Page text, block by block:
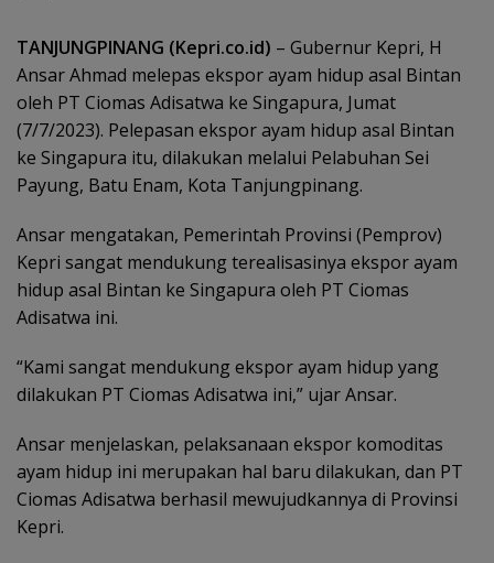
TANJUNGPINANG (Kepri.co.id) – Gubernur Kepri, H
Ansar Ahmad melepas ekspor ayam hidup asal Bintan
oleh PT Ciomas Adisatwa ke Singapura, Jumat
(7/7/2023). Pelepasan ekspor ayam hidup asal Bintan
ke Singapura itu, dilakukan melalui Pelabuhan Sei
Payung, Batu Enam, Kota Tanjungpinang.
Ansar mengatakan, Pemerintah Provinsi (Pemprov)
Kepri sangat mendukung terealisasinya ekspor ayam
hidup asal Bintan ke Singapura oleh PT Ciomas
Adisatwa ini.
“Kami sangat mendukung ekspor ayam hidup yang
dilakukan PT Ciomas Adisatwa ini,” ujar Ansar.
Ansar menjelaskan, pelaksanaan ekspor komoditas
ayam hidup ini merupakan hal baru dilakukan, dan PT
Ciomas Adisatwa berhasil mewujudkannya di Provinsi
Kepri.